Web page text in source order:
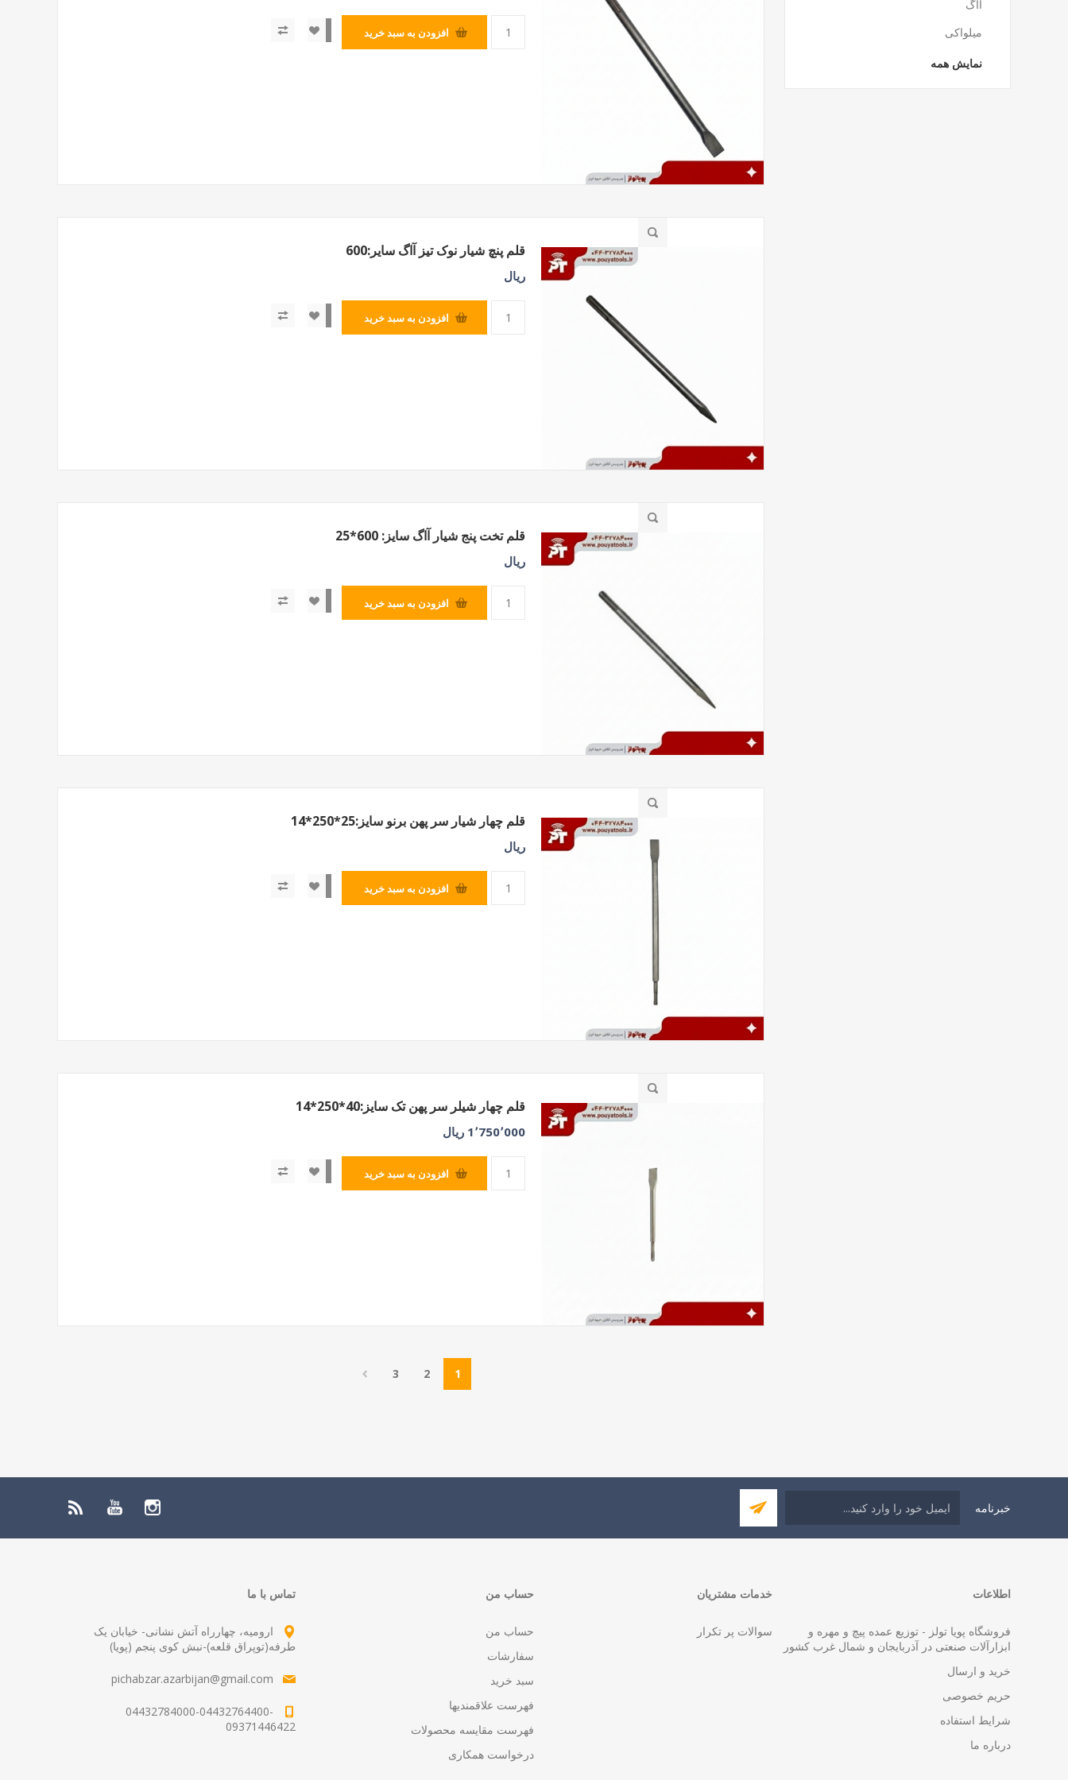
افزودن به سبد خرید
قلم پنچ شیار نوک تیز آاگ سایر:600
ریال
افزودن به سبد خرید
قلم تخت پنج شیار آاگ سایز: 600*25
ریال
افزودن به سبد خرید
قلم چهار شیار سر پهن برنو سایز:25*250*14
ریال
افزودن به سبد خرید
قلم چهار شیلر سر پهن تک سایز:40*250*14
1٬750٬000 ریال
افزودن به سبد خرید
1
2
3
آاگ
میلواکی
نمایش همه
خبرنامه
اطلاعات
فروشگاه پویا تولز - توزیع عمده پیچ و مهره و
ابزارآلات صنعتی در آذربایجان و شمال غرب کشور
خرید و ارسال
حریم خصوصی
شرایط استفاده
درباره ما
خدمات مشتریان
سوالات پر تکرار
حساب من
حساب من
سفارشات
سبد خرید
فهرست علاقمندیها
فهرست مقایسه محصولات
درخواست همکاری
تماس با ما
ارومیه، چهارراه آتش نشانی- خیابان یک
طرفه(توپراق قلعه)-نبش کوی پنجم (پویا)
pichabzar.azarbijan@gmail.com
04432784000-04432764400-
09371446422